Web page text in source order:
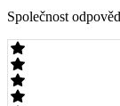
Společnost